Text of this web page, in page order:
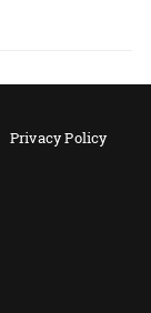
Privacy Policy